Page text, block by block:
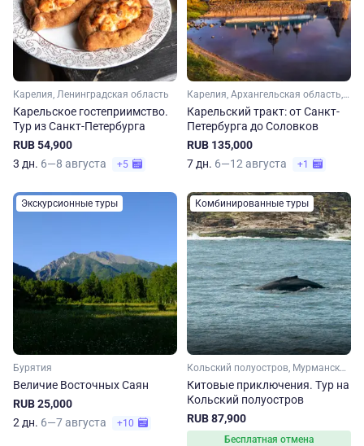
Карелия, Ленинградская область
Карельское гостеприимство.
Тур из Санкт-Петербурга
RUB 54,900
3 дн. 6—8 августа +5
Карелия, Архангельская область, Ленинградская область, Арктика
Карельский тракт: от Санкт-
Петербурга до Соловков
RUB 135,000
7 дн. 6—12 августа +1
Экскурсионные туры
Бурятия
Величие Восточных Саян
RUB 25,000
2 дн. 6—7 августа +10
Комбинированные туры
Кольский полуостров, Мурманская область, Арктика
Китовые приключения. Тур на
Кольский полуостров
RUB 87,900
Бесплатная отмена